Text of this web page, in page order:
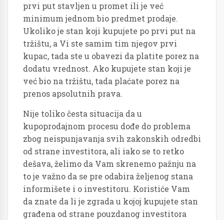
prvi put stavljen u promet ili je već
minimum jednom bio predmet prodaje.
Ukoliko je stan koji kupujete po prvi put na
tržištu, a Vi ste samim tim njegov prvi
kupac, tada ste u obavezi da platite porez na
dodatu vrednost. Ako kupujete stan koji je
već bio na tržištu, tada plaćate porez na
prenos apsolutnih prava.
Nije toliko česta situacija da u
kupoprodajnom procesu dođe do problema
zbog neispunjavanja svih zakonskih odredbi
od strane investitora, ali iako se to retko
dešava, želimo da Vam skrenemo pažnju na
to je važno da se pre odabira željenog stana
informišete i o investitoru. Koristiće Vam
da znate da li je zgrada u kojoj kupujete stan
građena od strane pouzdanog investitora